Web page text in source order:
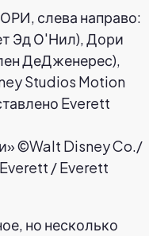
©Walt Disney Co./
/ Everett
но несколько